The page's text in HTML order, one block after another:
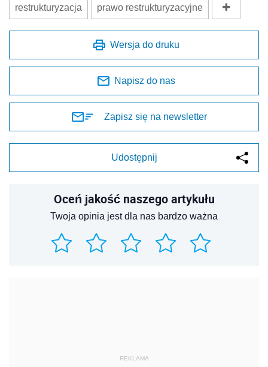
restrukturyzacja prawo restrukturyzacyjne
Wersja do druku
Napisz do nas
Zapisz się na newsletter
Udostępnij
Oceń jakość naszego artykułu
Twoja opinia jest dla nas bardzo ważna
REKLAMA